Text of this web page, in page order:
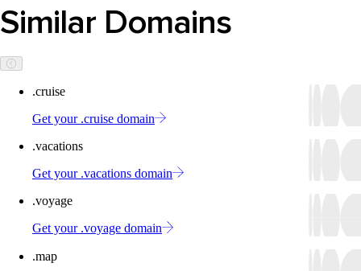
Similar Domains
.cruise
Get your .cruise domain
.vacations
Get your .vacations domain
.voyage
Get your .voyage domain
.map